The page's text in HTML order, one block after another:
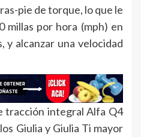
pie de torque, lo que le
millas por hora (mph) en
y alcanzar una velocidad
tracción integral Alfa Q4
Giulia y Giulia Ti mayor